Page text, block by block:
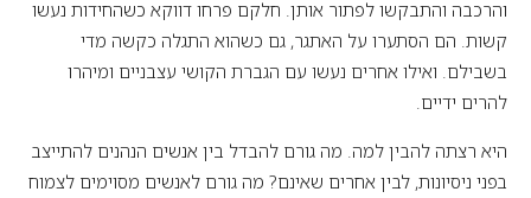
והרכבה והתבקשו לפתור אותן. חלקם פרחו דווקא כשהחידות נעשו
קשות. הם הסתערו על האתגר, גם כשהוא התגלה כקשה מדי
בשבילם. ואילו אחרים נעשו עם הגברת הקושי עצבניים ומיהרו
להרים ידיים.
היא רצתה להבין למה. מה גורם להבדל בין אנשים הנהנים להתייצב
בפני ניסיונות, לבין אחרים שאינם? מה גורם לאנשים מסוימים לצמוח